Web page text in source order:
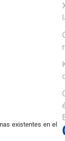
existentes en el